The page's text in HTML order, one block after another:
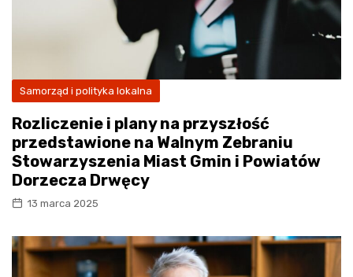
Samorząd i polityka lokalna
Rozliczenie i plany na przyszłość
przedstawione na Walnym Zebraniu
Stowarzyszenia Miast Gmin i Powiatów
Dorzecza Drwęcy
13 marca 2025